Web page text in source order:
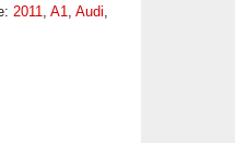
2011, A1, Audi,